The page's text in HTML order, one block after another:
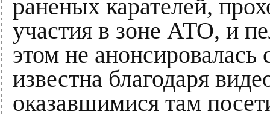
раненых карателей,
участия в зоне АТО, и
этом не анонсировалась
известна благодаря
оказавшимися там